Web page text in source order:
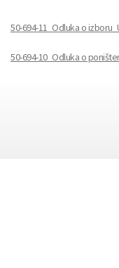
50-694-11_Odluka o
50-694-10_Odluka o